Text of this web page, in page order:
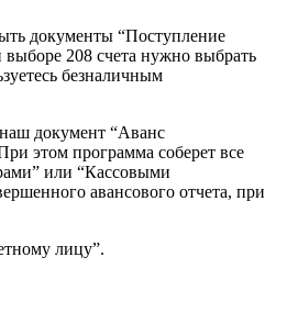
документы “Поступление
208 счета нужно выбрать
безналичным
документ “Аванс
этом программа соберет все
или “Кассовыми
авансового отчета, при
лицу”.